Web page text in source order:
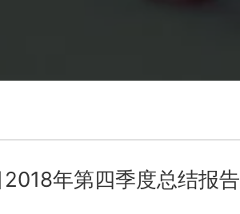
年第四季度总结报告